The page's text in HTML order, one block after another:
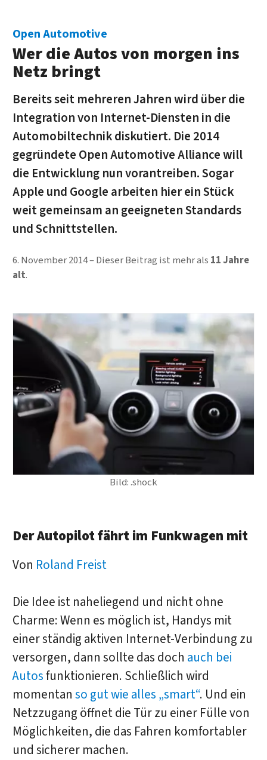
Open Automotive
Wer die Autos von morgen ins
Netz bringt
Bereits seit mehreren Jahren wird über die
Integration von Internet-Diensten in die
Automobiltechnik diskutiert. Die 2014
gegründete Open Automotive Alliance will
die Entwicklung nun vorantreiben. Sogar
Apple und Google arbeiten hier ein Stück
weit gemeinsam an geeigneten Standards
und Schnittstellen.
6. November 2014 Dieser Beitrag ist mehr als 11 Jahre
alt.
Bild: .shock
Der Autopilot fährt im Funkwagen mit
Von Roland Freist
Die Idee ist naheliegend und nicht ohne
Charme: Wenn es möglich ist, Handys mit
einer ständig aktiven Internet-Verbindung zu
versorgen, dann sollte das doch auch bei
Autosfunktionieren. Schließlich wird
momentan so gut wie alles „smart“. Und ein
Netzzugang öffnet die Tür zu einer Fülle von
Möglichkeiten, die das Fahren komfortabler
und sicherer machen.